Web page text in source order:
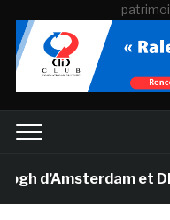
d’Amsterdam et